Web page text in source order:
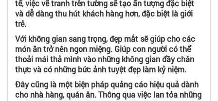
tế, việc vẽ tranh trên tường sẽ tạo ấn tượng đặc biệt
và dễ dàng thu hút khách hàng hơn, đặc biệt là giới
trẻ.
Với không gian sang trọng, đẹp mắt sẽ giúp cho các
món ăn trở nên ngon miệng. Giúp con người có thể
thoải mái thả mình vào những không gian đầy chân
thực và có những bức ảnh tuyệt đẹp làm kỷ niệm.
Đây cũng là một biện pháp quảng cáo hiệu quả dành
cho nhà hàng, quán ăn. Thông qua việc lan tỏa những